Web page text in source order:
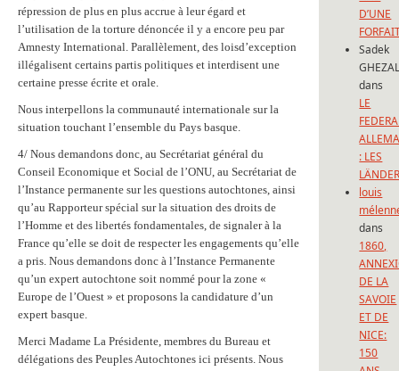
répression de plus en plus accrue à leur égard et
l’utilisation de la torture dénoncée il y a encore peu par
Amnesty International. Parallèlement, des loisd’exception
illégalisent certains partis politiques et interdisent une
certaine presse écrite et orale.
Nous interpellons la communauté internationale sur la
situation touchant l’ensemble du Pays basque.
4/ Nous demandons donc, au Secrétariat général du
Conseil Economique et Social de l’ONU, au Secrétariat de
l’Instance permanente sur les questions autochtones, ainsi
qu’au Rapporteur spécial sur la situation des droits de
l’Homme et des libertés fondamentales, de signaler à la
France qu’elle se doit de respecter les engagements qu’elle
a pris. Nous demandons donc à l’Instance Permanente
qu’un expert autochtone soit nommé pour la zone «
Europe de l’Ouest » et proposons la candidature d’un
expert basque.
Merci Madame La Présidente, membres du Bureau et
délégations des Peuples Autochtones ici présents. Nous
D’UNE
Sadek
dans
LE
: LES
louis
dans
1860,
DE LA
SAVOIE
ET DE
NICE:
150